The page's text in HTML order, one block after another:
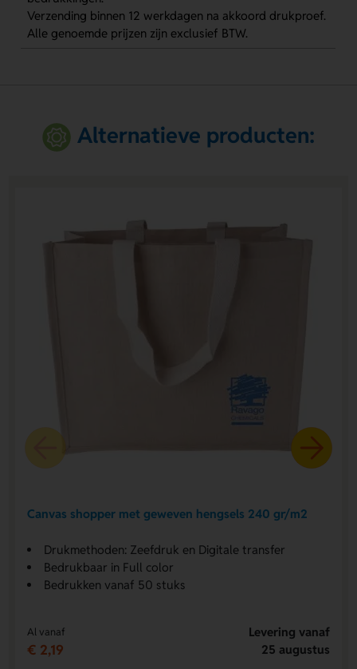
Verzending binnen 12 werkdagen na akkoord drukproef.
Alle genoemde prijzen zijn exclusief BTW.
Alternatieve producten:
Canvas shopper met geweven hengsels 240 gr/m2
Drukmethoden: Zeefdruk en Digitale transfer
Bedrukbaar in Full color
Bedrukken vanaf 50 stuks
Al vanaf
€ 2,19
Levering vanaf
25 augustus